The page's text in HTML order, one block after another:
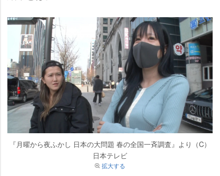
『月曜から夜ふかし 日本の大問題 春の全国一斉調査』より（C）
日本テレビ
拡大する